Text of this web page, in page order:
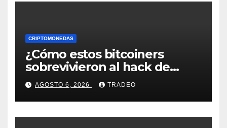
CRIPTOMONEDAS
¿Cómo estos bitcoiners
sobrevivieron al hack de
Coldcard? Un analista
comparte consejos clave
AGOSTO 6, 2026 TRADEO